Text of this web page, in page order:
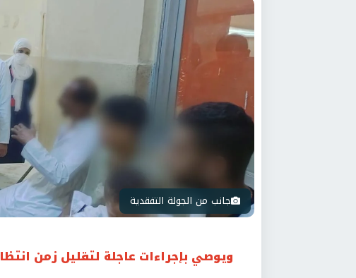
جانب من الجولة التفقدية
ويوصي بإجراءات عاجلة لتقليل زمن